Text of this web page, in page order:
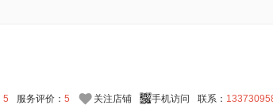
5 服务评价： 5 关注店铺 手机访问 联系：